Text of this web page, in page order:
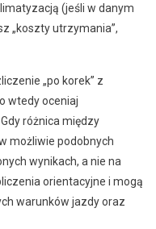
(jeśli w danym
„koszty utrzymania”,
„po korek” z
wtedy oceniaj
różnica między
możliwie podobnych
wynikach, a nie na
orientacyjne i mogą
warunków jazdy oraz